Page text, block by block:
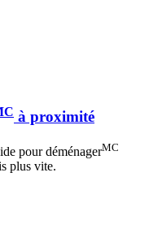
à proximité
pour déménagerMC
plus vite.